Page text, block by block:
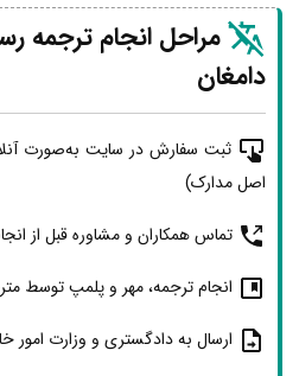
مراحل انجام ترجمه
دامغان
ثبت سفارش در سایت به‌صورت
اصل مدارک)
تماس همکاران و مشاوره قبل از
انجام ترجمه، مهر و پلمپ توسط
ارسال به دادگستری و وزارت امور